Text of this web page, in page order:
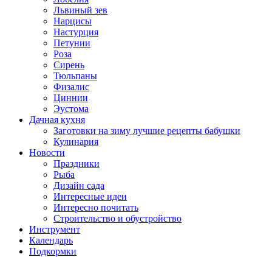
Львиный зев
Нарцисы
Настурция
Петунии
Роза
Сирень
Тюльпаны
Физалис
Циннии
Эустома
Дачная кухня
Заготовки на зиму лучшие рецепты бабушки
Кулинария
Новости
Праздники
Рыба
Дизайн сада
Интересные идеи
Интересно почитать
Строительство и обустройство
Инструмент
Календарь
Подкормки